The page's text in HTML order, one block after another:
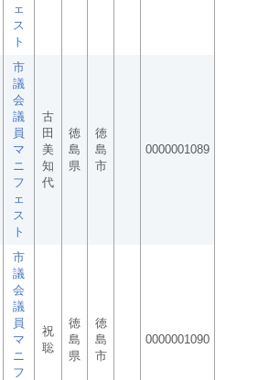
ェ
ス
ト
市
議
会
議
員
マ
ニ
フ
ェ
ス
ト
古
田
美
知
代
徳
島
県
徳
島
市
0000001089
市
議
会
議
員
マ
ニ
フ
祝
聡
徳
島
県
徳
島
市
0000001090